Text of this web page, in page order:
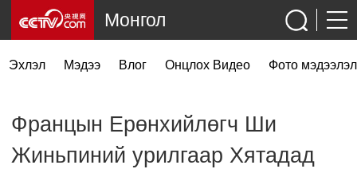
Эхлэл Мэдээ Влог Онцлох Видео Фото мэдээлэл
Монгол
Францын Ерөнхийлөгч Ши
Жиньпиний урилгаар Хятадад